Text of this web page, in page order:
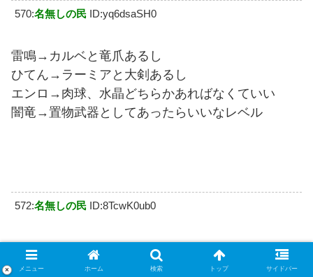
570:名無しの民 ID:yq6dsaSH0
雷鳴→カルベと竜爪あるし
ひてん→ラーミアと大剣あるし
エンロ→肉球、水晶どちらかあればなくていい
闇竜→置物武器としてあったらいいなレベル
572:名無しの民 ID:8TcwK0ub0
>>570
らいめいはランプ千里行に関しては
メニュー ホーム 検索 トップ サイドバー
×